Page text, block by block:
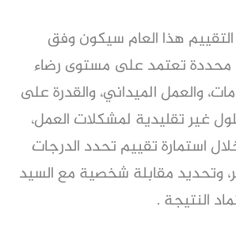
هذا العام سيكون وفق
محددة تعتمد على مستوى رضاء
والعمل الميداني، والقدرة على
غير تقليدية لمشكلات العمل،
استمارة تقييم تحدد الدرجات
وتحديد مقابلة شخصية مع السيد
النتيجة .